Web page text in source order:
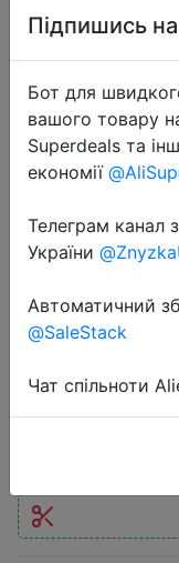
2020-03-27
YI Home
Wireless
Edition
Підпишись
Бот для
вашого товару
Superdeals та
економії
Телеграм канал
України
Автоматичний
@SaleStack
Чат спільноти